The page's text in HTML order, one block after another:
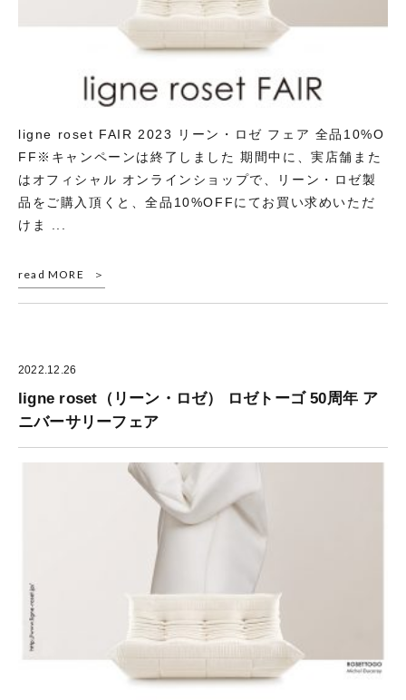
ligne roset FAIR 2023 リーン・ロゼ フェア 全品10%O
FF※キャンペーンは終了しました 期間中に、実店舗また
はオフィシャル オンラインショップで、リーン・ロゼ製
品をご購入頂くと、全品10%OFFにてお買い求めいただ
けま ...
read MORE
2022.12.26
ligne roset（リーン・ロゼ） ロゼトーゴ 50周年 ア
ニバーサリーフェア